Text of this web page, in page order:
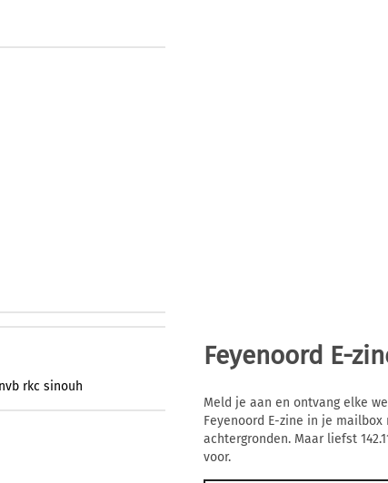
rkc sinouh
Feyenoord E-
Meld je aan en ontvang elke
Feyenoord E-zine in je
achtergronden. Maar liefst
voor.